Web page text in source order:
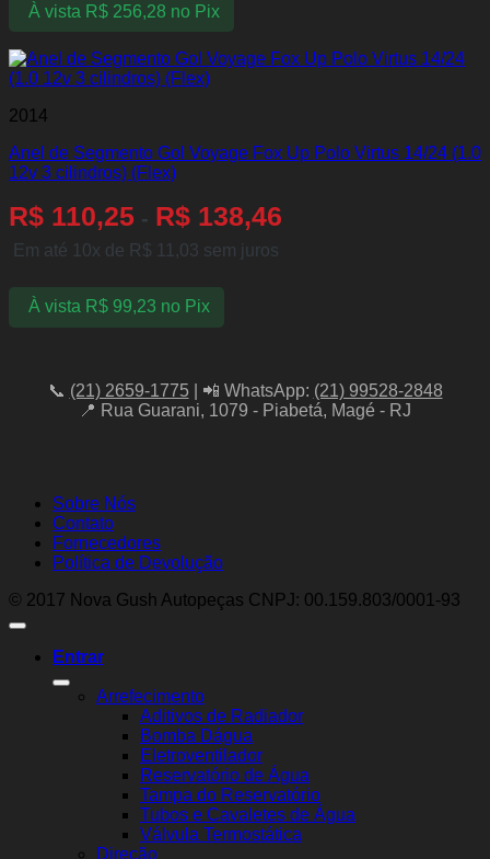
À vista R$256,28 no Pix
2014
Anel de Segmento Gol Voyage Fox Up Polo Virtus 14/24 (1.0
12v 3 cilindros) (Flex)
R$ 110,25 - R$ 138,46
Em até 10x de R$ 11,03 sem juros
À vista R$99,23 no Pix
📞 (21) 2659-1775| 📲 WhatsApp: (21) 99528-2848
📍 Rua Guarani, 1079 - Piabetá, Magé - RJ
Sobre Nós
Contato
Fornecedores
Política de Devolução
© 2017 Nova Gush Autopeças CNPJ: 00.159.803/0001-93
Entrar
Arrefecimento
Aditivos de Radiador
Bomba Dágua
Eletroventilador
Reservatório de Água
Tampa do Reservatório
Tubos e Cavaletes de Água
Válvula Termostática
Direção